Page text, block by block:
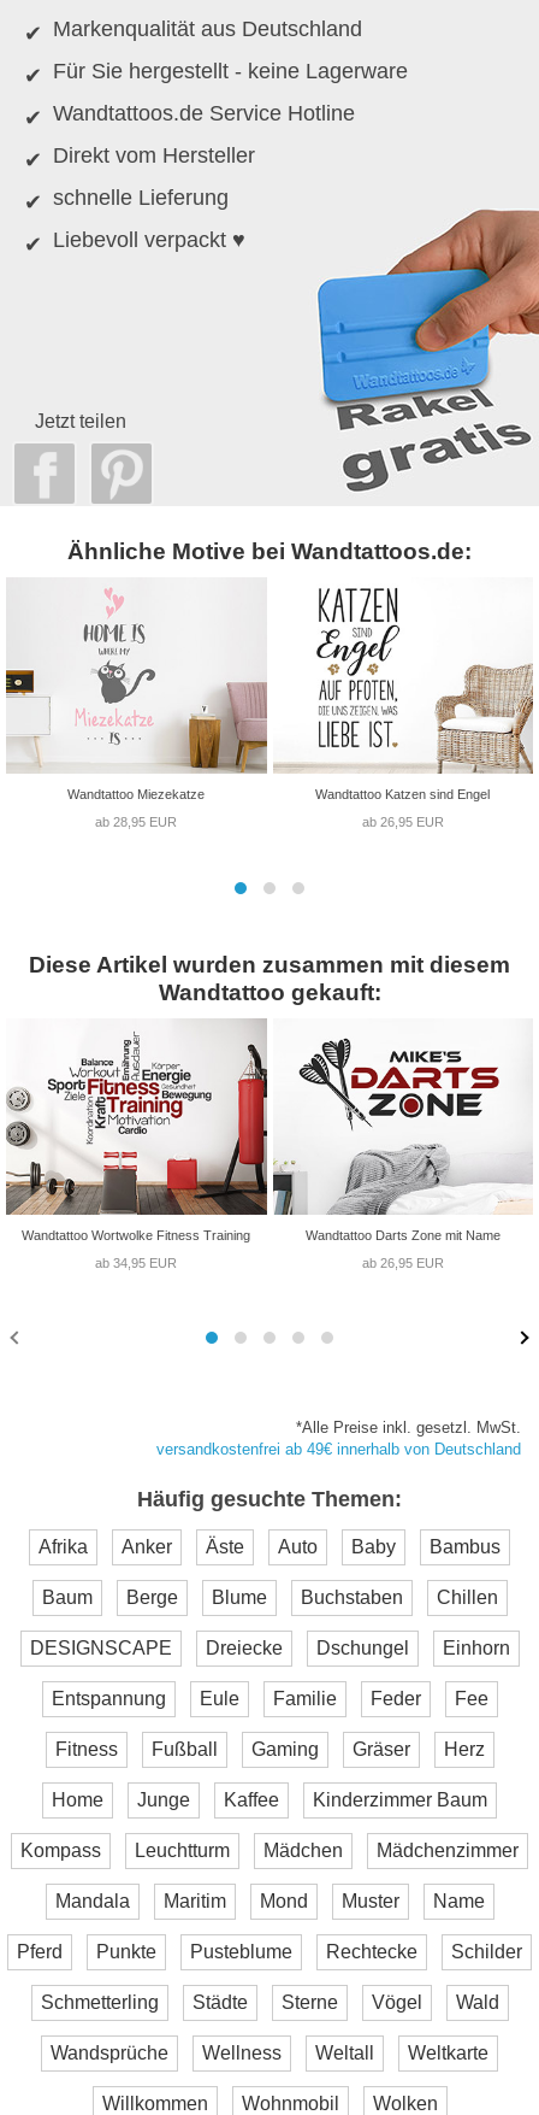
Markenqualität aus Deutschland
Für Sie hergestellt - keine Lagerware
Wandtattoos.de Service Hotline
Direkt vom Hersteller
schnelle Lieferung
Liebevoll verpackt ♥
Jetzt teilen
Ähnliche Motive bei Wandtattoos.de:
Wandtattoo Miezekatze
ab 28,95 EUR
Wandtattoo Katzen sind Engel
ab 26,95 EUR
Diese Artikel wurden zusammen mit diesem
Wandtattoo gekauft:
Wandtattoo Wortwolke Fitness Training
ab 34,95 EUR
Wandtattoo Darts Zone mit Name
ab 26,95 EUR
*Alle Preise inkl. gesetzl. MwSt.
versandkostenfrei ab 49€ innerhalb von Deutschland
Häufig gesuchte Themen:
Afrika Anker Äste Auto Baby Bambus
Baum Berge Blume Buchstaben Chillen
DESIGNSCAPE Dreiecke Dschungel Einhorn
Entspannung Eule Familie Feder Fee
Fitness Fußball Gaming Gräser Herz
Home Junge Kaffee Kinderzimmer Baum
Kompass Leuchtturm Mädchen Mädchenzimmer
Mandala Maritim Mond Muster Name
Pferd Punkte Pusteblume Rechtecke Schilder
Schmetterling Städte Sterne Vögel Wald
Wandsprüche Wellness Weltall Weltkarte
Willkommen Wohnmobil Wolken